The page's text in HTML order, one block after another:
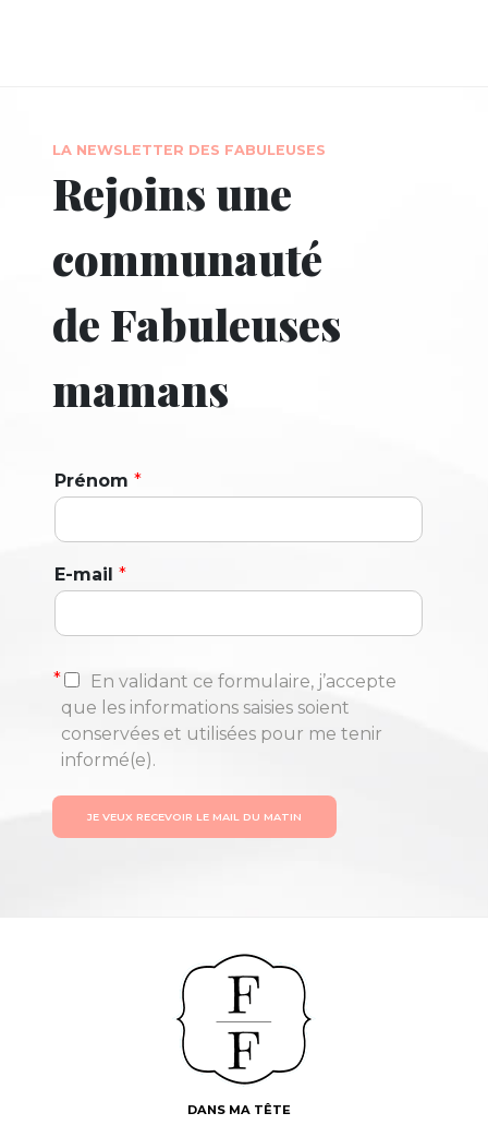
LA NEWSLETTER DES FABULEUSES
Rejoins une
communauté
de Fabuleuses
mamans
Prénom *
E-mail *
*
En validant ce formulaire, j’accepte
que les informations saisies soient
conservées et utilisées pour me tenir
informé(e).
JE VEUX RECEVOIR LE MAIL DU MATIN
DANS MA TÊTE